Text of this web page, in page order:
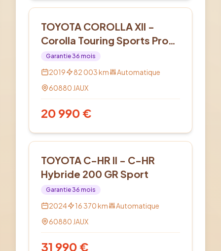
TOYOTA COROLLA XII -
Corolla Touring Sports Pro
Hybride 122h Dynamic
Business
Garantie36 mois
2019 82 003km
Automatique
60880 JAUX
20 990 €
TOYOTA C-HR II - C-HR
Hybride 200 GR Sport
Garantie36 mois
2024 16 370km
Automatique
60880 JAUX
31 990 €